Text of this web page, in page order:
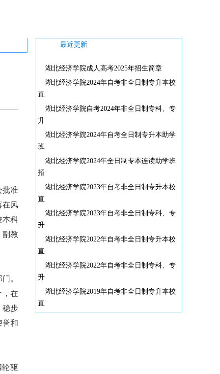
批准
在风
本科
副教
。
，在
稳步
誉和
轮驱
最近更新
湖北经济学院成人高考2025年招生简章
湖北经济学院2024年自考非全日制专升本校
直
湖北经济学院自考2024年非全日制专科、专
升
湖北经济学院2024年自考全日制专升本助学
班
湖北经济学院2024年全日制专本连读助学班
招
湖北经济学院2023年自考非全日制专升本校
直
湖北经济学院2023年自考非全日制专科、专
升
湖北经济学院2022年自考非全日制专升本校
直
湖北经济学院2022年自考非全日制专科、专
升
湖北经济学院2019年自考非全日制专升本校
直